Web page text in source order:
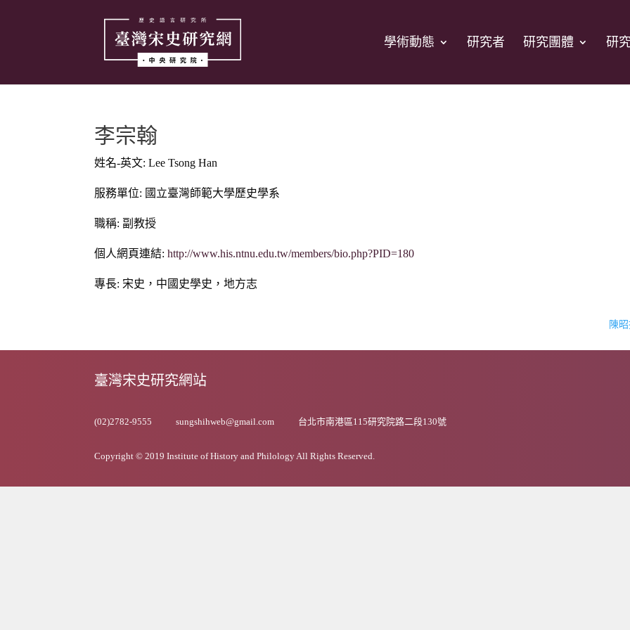
學術動態 研究者 研究團體 研
李宗翰
姓名-英文: Lee Tsong Han
服務單位: 國立臺灣師範大學歷史學系
職稱: 副教授
個人網頁連結:http://www.his.ntnu.edu.tw/members/bio.php?PID=180
專長: 宋史，中國史學史，地方志
陳
臺灣宋史研究網站
(02)2782-9555 sungshihweb@gmail.com 台北市南港區115研究院路二段130號
Copyright © 2019 Institute of History and Philology All Rights Reserved.